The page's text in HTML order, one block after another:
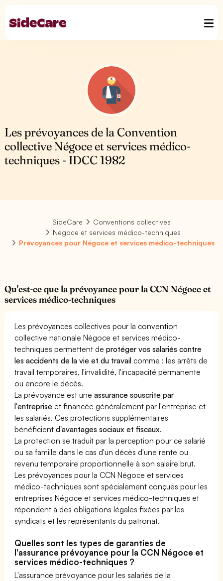
Les prévoyances de la Convention
collective Négoce et services médico-
techniques - IDCC 1982
SideCare
Conventions collectives
Négoce et services médico-techniques
Prévoyances pour Négoce et services médico-techniques
Qu'est-ce que la prévoyance pour la CCN Négoce et
services médico-techniques
Les prévoyances collectives pour la convention
collective nationale Négoce et services médico-
techniques permettent deprotéger vos salariés contre
les accidents de la vie et du travail comme : les arrêts de
travail temporaires, l'invalidité, l'incapacité permanente
ou encore le décès.
La prévoyance est uneassurance souscrite par
l'entreprise et financée généralement par l'entreprise et
les salariés. Ces protections supplémentaires
bénéficientd'avantages sociaux et fiscaux.
La protection se traduit par la perception pour ce salarié
ou sa famille dans le cas d'un décès d'une rente ou
revenu temporaire proportionnelle à son salaire brut.
Les prévoyances pour la CCN Négoce et services
médico-techniques sont spécialement conçues pour les
entreprises Négoce et services médico-techniques et
répondent à des obligations légales fixées par les
syndicats et les représentants du patronat.
Quelles sont les types de garanties de
l'assurance prévoyance pour la CCN Négoce et
services médico-techniques ?
L'assurance prévoyance pour les salariés de la